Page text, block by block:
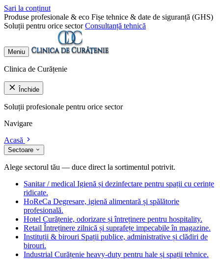
Sari la conținut
Produse profesionale & eco Fișe tehnice & date de siguranță (GHS)
Soluții pentru orice sector Consultanță tehnică
Meniu
Clinica de Curățenie
Închide
Soluții profesionale pentru orice sector
Navigare
Acasă
Sectoare
Alege sectorul tău — duce direct la sortimentul potrivit.
Sanitar / medical Igienă și dezinfectare pentru spații cu cerințe
ridicate.
HoReCa Degresare, igienă alimentară și spălătorie
profesională.
Hotel Curățenie, odorizare și întreținere pentru hospitality.
Retail Întreținere zilnică și suprafețe impecabile în magazine.
Instituții & birouri Spații publice, administrative și clădiri de
birouri.
Industrial Curățenie heavy-duty pentru hale și spații tehnice.